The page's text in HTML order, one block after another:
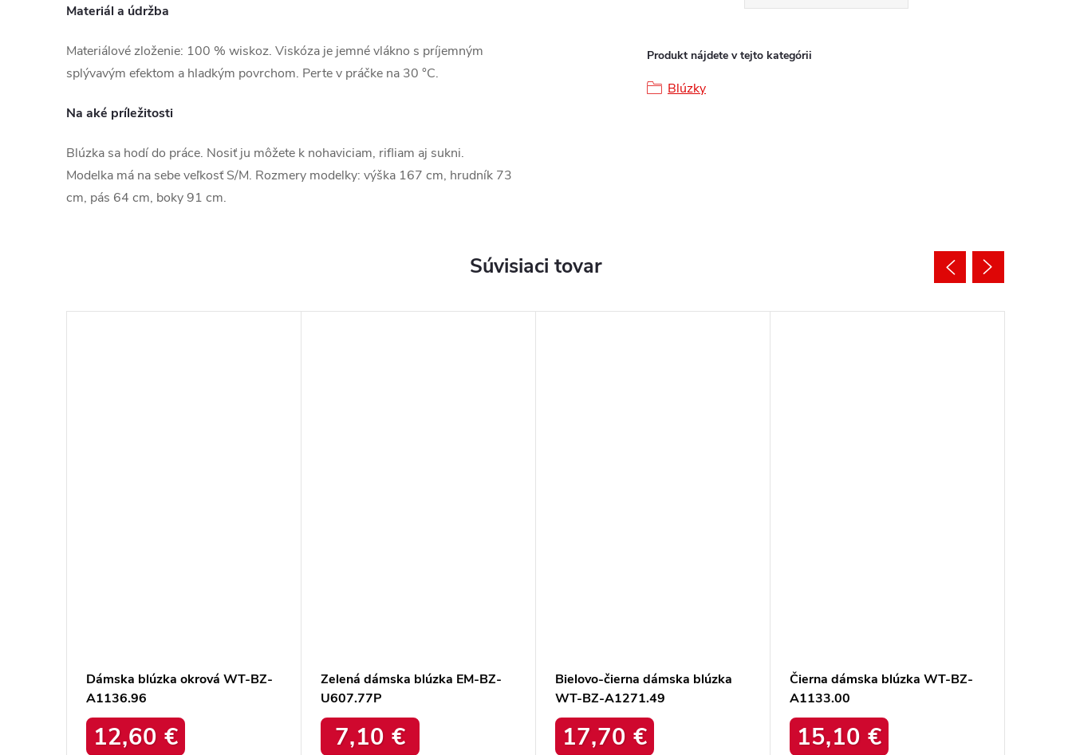
Materiál a údržba
Materiálové zloženie: 100 % wiskoz. Viskóza je jemné vlákno s príjemným
splývavým efektom a hladkým povrchom. Perte v práčke na 30 °C.
Na aké príležitosti
Blúzka sa hodí do práce. Nosiť ju môžete k nohaviciam, rifliam aj sukni.
Modelka má na sebe veľkosť S/M. Rozmery modelky: výška 167 cm, hrudník 73
cm, pás 64 cm, boky 91 cm.
Produkt nájdete v tejto kategórii
Blúzky
Súvisiaci tovar
Dámska blúzka okrová WT-BZ-
A1136.96
12,60 €
Zelená dámska blúzka EM-BZ-
U607.77P
7,10 €
Bielovo-čierna dámska blúzka
WT-BZ-A1271.49
17,70 €
Čierna dámska blúzka WT-BZ-
A1133.00
15,10 €